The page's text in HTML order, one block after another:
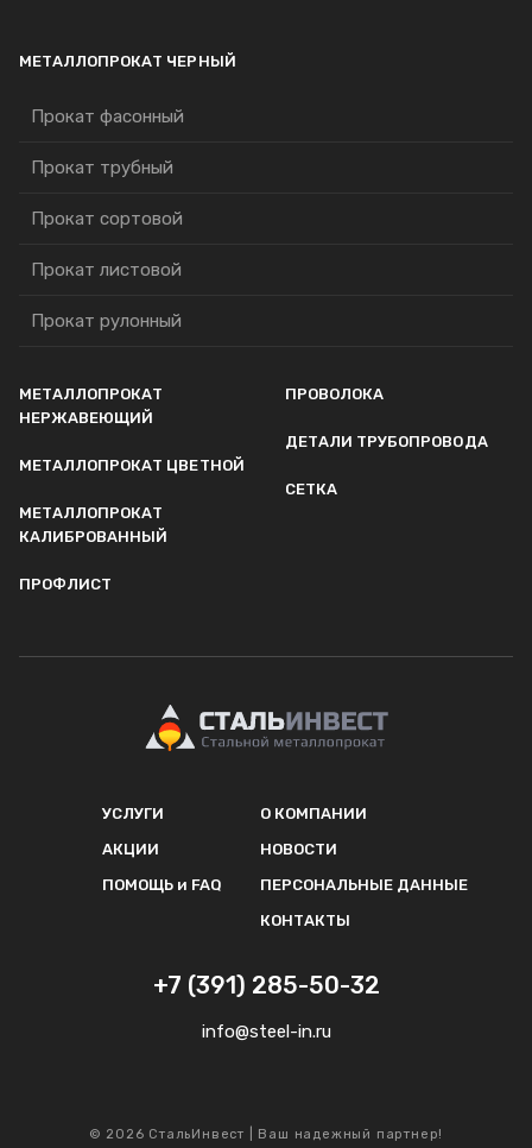
МЕТАЛЛОПРОКАТ ЧЕРНЫЙ
Прокат фасонный
Прокат трубный
Прокат сортовой
Прокат листовой
Прокат рулонный
МЕТАЛЛОПРОКАТ
НЕРЖАВЕЮЩИЙ
МЕТАЛЛОПРОКАТ ЦВЕТНОЙ
МЕТАЛЛОПРОКАТ
КАЛИБРОВАННЫЙ
ПРОФЛИСТ
ПРОВОЛОКА
ДЕТАЛИ ТРУБОПРОВОДА
СЕТКА
УСЛУГИ
АКЦИИ
ПОМОЩЬ и FAQ
О КОМПАНИИ
НОВОСТИ
ПЕРСОНАЛЬНЫЕ ДАННЫЕ
КОНТАКТЫ
+7 (391) 285-50-32
info@steel-in.ru
© 2026 СтальИнвест | Ваш надежный партнер!